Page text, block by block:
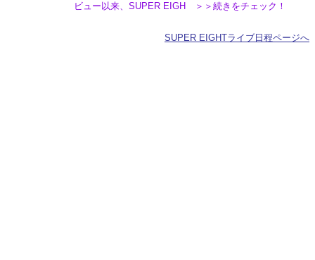
ビュー以来、SUPER EIGH ＞＞続きをチェック！
SUPER EIGHTライブ日程ページへ